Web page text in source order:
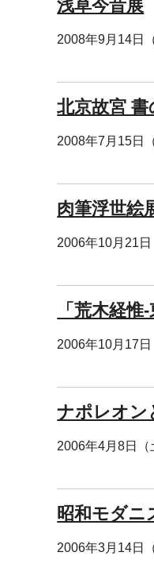
浅草今昔展
2008年9月14日
北京故宮 書
2008年7月15日
肉筆浮世絵
2006年10月21日
「荒木経惟
2006年10月17日
ナポレオン
2006年4月8日（
昭和モダ
2006年3月14日